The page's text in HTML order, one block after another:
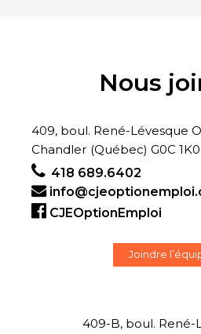
Nous
409, boul. René-Lévesque
Chandler (Québec) G0C 1K0
418 689.6402
CJEOptionEmploi
Joindre
409-B, boul. René-